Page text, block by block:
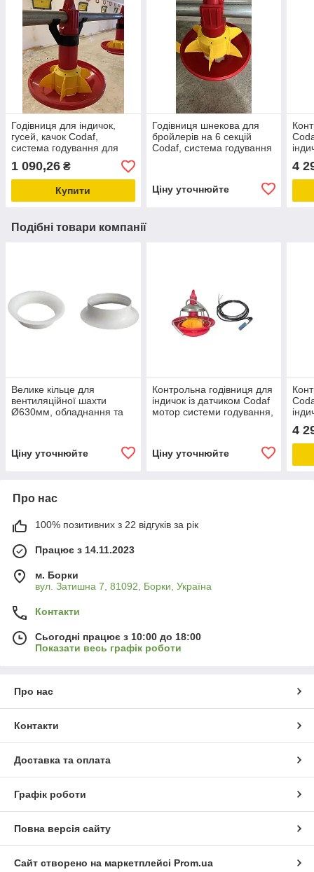
Годівниця для індичок,
гусей, качок Codaf,
система годування для
птахівництва
1 090,26 ₴
Купити
Годівниця шнекова для
бройлерів на 6 секцій
Codaf, система годування
Ціну уточнюйте
4
Подібні товари компанії
Велике кільце для
вентиляційної шахти
Ø630мм, обладнання та
Ціну уточнюйте
Контрольна годівниця для
індичок із датчиком Codaf
мотор системи годування,
Ціну уточнюйте
4
Про нас
100% позитивних з 22 відгуків за рік
Працює з 14.11.2023
м. Борки
вул. Затишна 7, 81092, Борки, Україна
Контакти
Сьогодні працює з 10:00 до 18:00
Показати весь графік роботи
Про нас
Контакти
Доставка та оплата
Графік роботи
Повна версія сайту
Сайт створено на маркетплейсі Prom.ua